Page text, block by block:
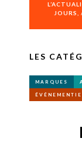
JOURS,
LES
MARQUES